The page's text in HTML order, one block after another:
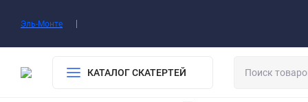
Эль-Монте
КАТАЛОГ СКАТЕРТЕЙ